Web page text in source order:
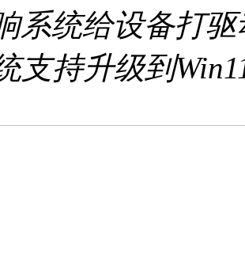
系统给设备打
支持升级到